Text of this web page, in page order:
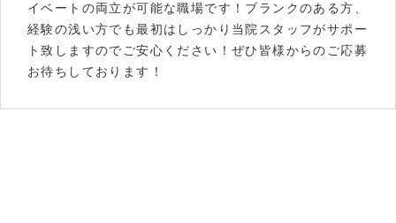
イベートの両立が可能な職場です！ブランクのある方、
経験の浅い方でも最初はしっかり当院スタッフがサポー
ト致しますのでご安心ください！ぜひ皆様からのご応募
お待ちしております！